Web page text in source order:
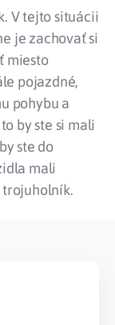
V tejto situácii
je zachovať si
miesto
pojazdné,
pohybu a
by ste si mali
ste do
mali
trojuholník.